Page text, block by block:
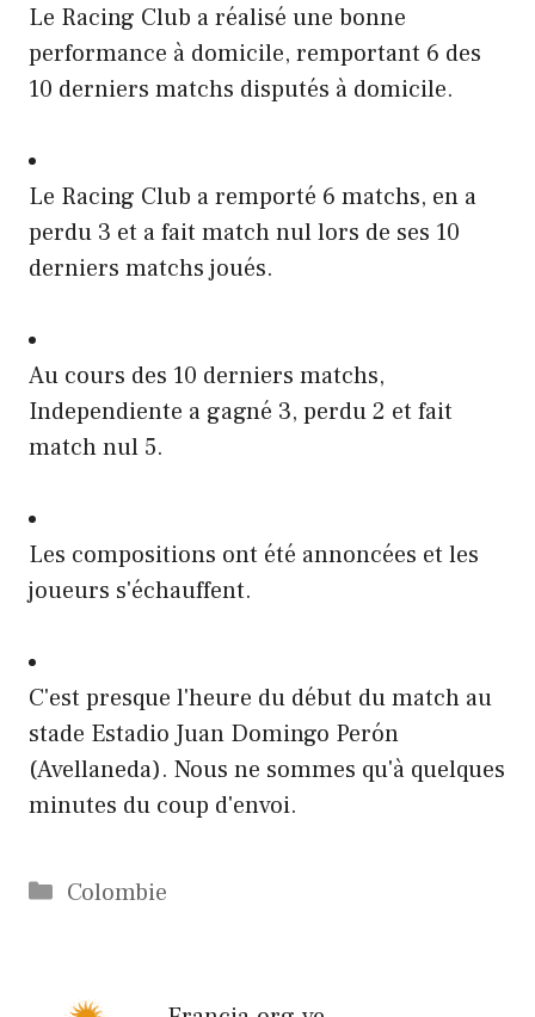
Le Racing Club a réalisé une bonne
performance à domicile, remportant 6 des
10 derniers matchs disputés à domicile.
Le Racing Club a remporté 6 matchs, en a
perdu 3 et a fait match nul lors de ses 10
derniers matchs joués.
Au cours des 10 derniers matchs,
Independiente a gagné 3, perdu 2 et fait
match nul 5.
Les compositions ont été annoncées et les
joueurs s'échauffent.
C'est presque l'heure du début du match au
stade Estadio Juan Domingo Perón
(Avellaneda). Nous ne sommes qu'à quelques
minutes du coup d'envoi.
Catégories
Colombie